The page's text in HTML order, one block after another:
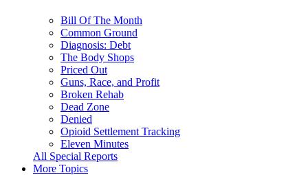
Bill Of The Month
Common Ground
Diagnosis: Debt
The Body Shops
Priced Out
Guns, Race, and Profit
Broken Rehab
Dead Zone
Denied
Opioid Settlement Tracking
Eleven Minutes
All Special Reports
More Topics